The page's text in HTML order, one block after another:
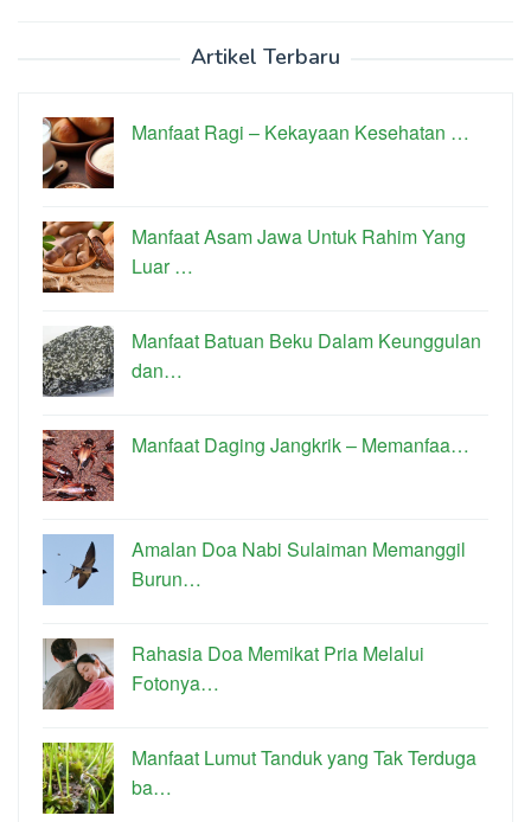
Artikel Terbaru
Manfaat Ragi – Kekayaan Kesehatan …
Manfaat Asam Jawa Untuk Rahim Yang
Luar …
Manfaat Batuan Beku Dalam Keunggulan
dan…
Manfaat Daging Jangkrik – Memanfaa…
Amalan Doa Nabi Sulaiman Memanggil
Burun…
Rahasia Doa Memikat Pria Melalui
Fotonya…
Manfaat Lumut Tanduk yang Tak Terduga
ba…